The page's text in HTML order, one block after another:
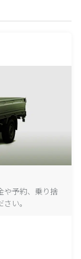
や予約、乗り捨
い。